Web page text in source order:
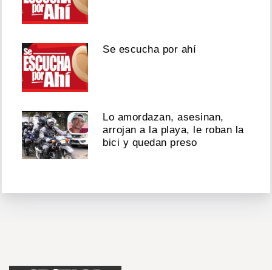
Se escucha por ahí
Lo amordazan, asesinan,
arrojan a la playa, le roban la
bici y quedan preso